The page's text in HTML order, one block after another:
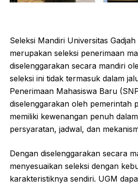
Seleksi Mandiri Universitas
merupakan seleksi penerimaan
diselenggarakan secara mandiri
seleksi ini tidak termasuk dalam
Penerimaan Mahasiswa Baru
diselenggarakan oleh pemerintah
memiliki kewenangan penuh
persyaratan, jadwal, dan
Dengan diselenggarakan secara
menyesuaikan seleksi dengan
karakteristiknya sendiri. UGM